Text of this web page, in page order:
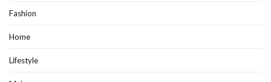
Fashion
Home
Lifestyle